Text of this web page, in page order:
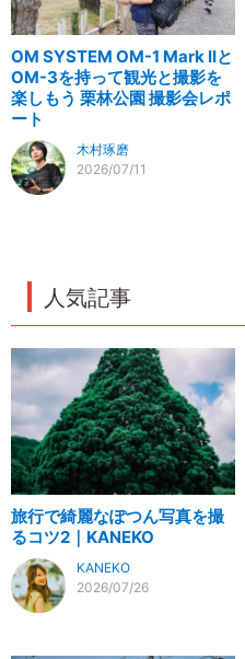
OM SYSTEM OM-1 Mark IIと
OM-3を持って観光と撮影を
楽しもう 栗林公園 撮影会レポ
ート
木村琢磨
2026/07/11
人気記事
旅行で綺麗なぽつん写真を撮
るコツ2｜KANEKO
KANEKO
2026/07/26